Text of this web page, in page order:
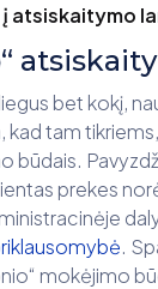
į atsiskaitymo
bet kokį,
kad tam
būdais.
prekes
.
mokėjimo